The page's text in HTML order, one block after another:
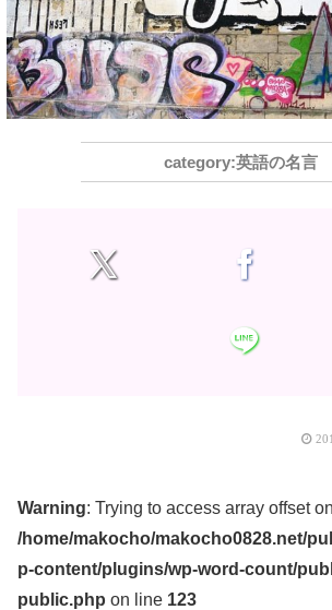
英語の名言
Warning: Trying to access array offset
/home/makocho/makocho0828.net/
p-content/plugins/wp-word-count/
public.php on line 123